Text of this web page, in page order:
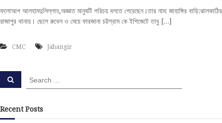
ফলোআপ আলহামদুলিল্লাহ,অজ্ঞাত মানুষটি পরিচয় বলতে পেরেছেন।তার নাম: জাহাঙ্গির বাড়ি:ঝালকাঠির
রাজাপুর থানায়। ছেলে রুবেল ও মেয়ে ফারজানা চট্টগ্রাম কে ইপিজেটে তাবু […]
CMC Jahangir
e
r
c
S
h
Recent Posts